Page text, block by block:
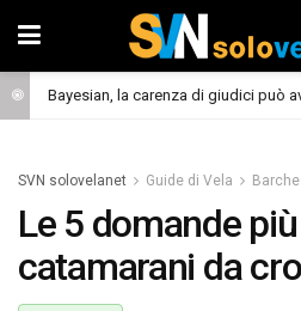
SVN solovelanet Guide di Vela Barche
Le 5 domande
catamarani da